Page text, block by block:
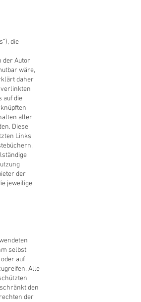
die
der Autor
wäre,
daher
auf die
aller
Diese
Links
der
jeweilige
selbst
auf
Alle
den
der